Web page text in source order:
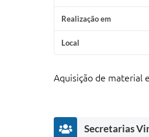
Realização em
Local
Aquisição de material
Secretarias